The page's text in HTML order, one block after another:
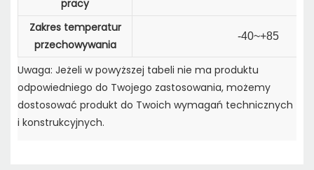
pracy
Zakres temperatur
przechowywania
-40~+85
Uwaga: Jeżeli w powyższej tabeli nie ma produktu
odpowiedniego do Twojego zastosowania, możemy
dostosować produkt do Twoich wymagań technicznych
i konstrukcyjnych.